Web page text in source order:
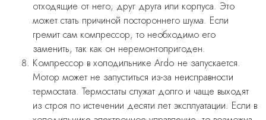
отходящие от него, друг друга или корпуса. Это
может стать причиной постороннего шума. Если
гремит сам компрессор, то необходимо его
заменить, так как он неремонтопригоден.
Компрессор в холодильнике Ardo не запускается.
Мотор может не запуститься из-за неисправности
термостата. Термостаты служат долго и чаще выходят
из строя по истечении десяти лет эксплуатации. Если в